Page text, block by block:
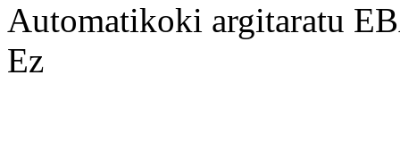
Automatikoki argitaratu
Ez